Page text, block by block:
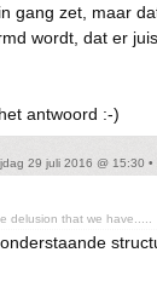
gang zet, maar
wordt, dat er
antwoord :-)
29 juli 2016 @ 15:30 •
delusion that we have.....